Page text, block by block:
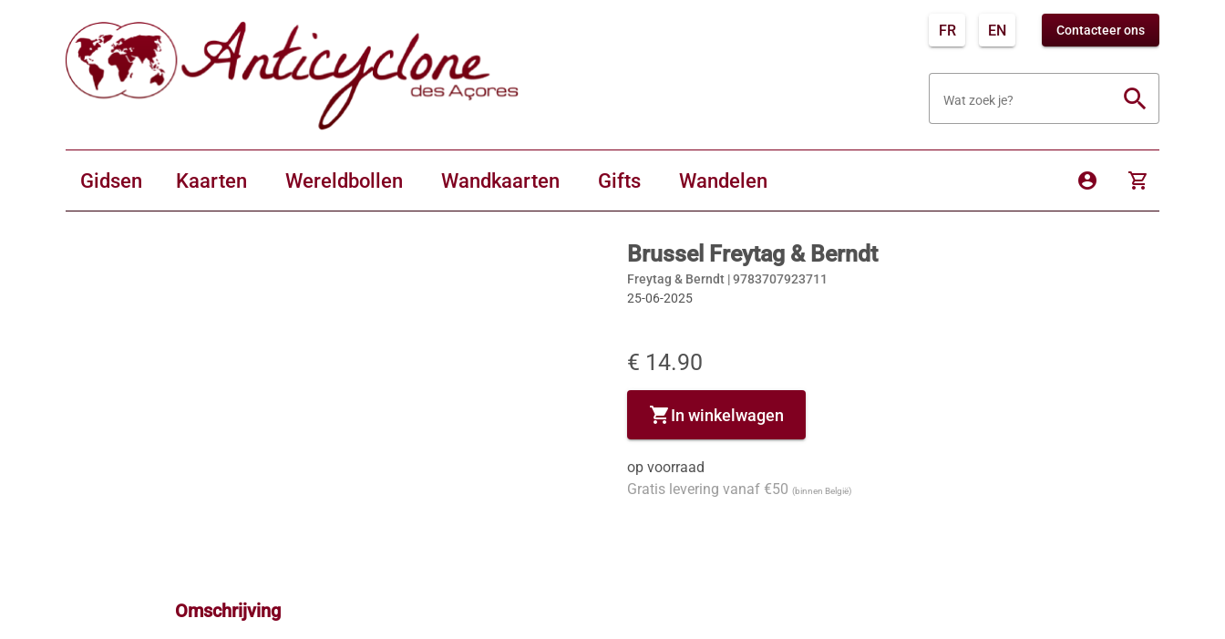
FR EN Contacteer ons
Wat zoek je? search
Gidsen Kaarten Wereldbollen Wandkaarten Gifts Wandelen account_circle shopping_cart
Brussel Freytag & Berndt
Freytag & Berndt |9783707923711
25-06-2025
€ 14.90
shopping_cartIn winkelwagen
op voorraad
Gratis levering vanaf €50 (binnen België)
Omschrijving